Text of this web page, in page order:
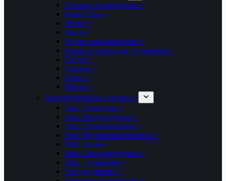
Головки триммерные +
Канистры +
Леска +
Масла +
Ножи газонокосилок +
Ножи и диски для триммеров +
Свечи +
Смазки +
Цепи +
Шины +
Аккумуляторная техника +
Акк. Аэраторы +
Акк. Воздуходувки +
Акк. Газонокосилки +
Акк. Кусторезы/ножницы +
Акк. Пилы +
Акк. Снегоуборщики +
Акк. Триммеры +
Аккумуляторы +